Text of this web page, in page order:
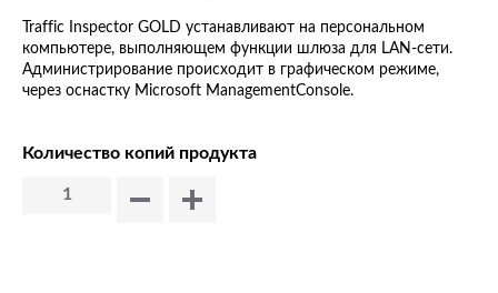
Traffic Inspector GOLD устанавливают на персональном
компьютере, выполняющем функции шлюза для LAN-сети.
Администрирование происходит в графическом режиме,
через оснастку Microsoft ManagementConsole.
Количество копий продукта